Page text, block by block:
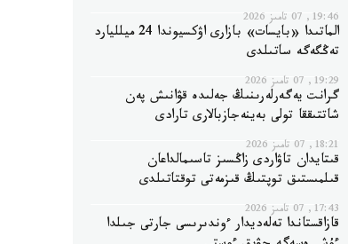
19:46, 07 تامىز 2026
الماتىدا «بايسات» بازارى اۋكسيوندا 24 ميلليارد
تەڭگەگە ساتىلدى
19:29, 07 تامىز 2026
گرانت يەگەرلەرىنىڭ جەلىدە قۋانىش پەن
شاتتىققا تولى بەينەجازبالارى تارادى
18:21, 07 تامىز 2026
قىتايدان تاۋاردى زاڭسىز تاسىمالداعان
قىلمىستىق توپتىڭ قىزمەتى توقتاتىلدى
17:43, 07 تامىز 2026
قازاقستاندا تەلەديدار ءوندىرىسى جارتى جىلدا